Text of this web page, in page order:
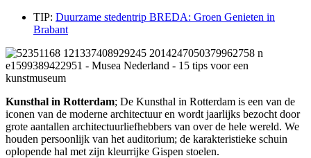
TIP: Duurzame stedentrip BREDA: Groen Genieten in
Brabant
Kunsthal in Rotterdam; De Kunsthal in Rotterdam is een van de
iconen van de moderne architectuur en wordt jaarlijks bezocht door
grote aantallen architectuurliefhebbers van over de hele wereld. We
houden persoonlijk van het auditorium; de karakteristieke schuin
oplopende hal met zijn kleurrijke Gispen stoelen.